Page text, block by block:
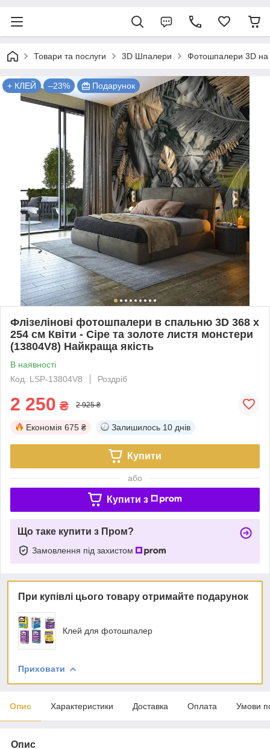
Товари та послуги 3D Шпалери Фотошпалери 3D на
+ КЛЕЙ –23% Подарунок
Флізелінові фотошпалери в спальню 3D 368 x
254 см Квіти - Сіре та золоте листя монстери
(13804V8) Найкраща якість
В наявності
Код: LSP-13804V8
Роздріб
2 250 ₴ 2 925 ₴
Економія 675 ₴ Залишилось 10 днів
Купити
або
Купити з
Що таке купити з Пром?
Замовлення під захистом
При купівлі цього товару отримайте подарунок
Клей для фотошпалер
Приховати
Опис Характеристики Доставка Оплата Умови
Опис